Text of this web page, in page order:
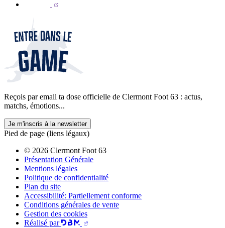
Reçois par email ta dose officielle de Clermont Foot 63 : actus,
matchs, émotions...
Je m'inscris à la newsletter
Pied de page (liens légaux)
© 2026 Clermont Foot 63
Présentation Générale
Mentions légales
Politique de confidentialité
Plan du site
Accessibilité: Partiellement conforme
Conditions générales de vente
Gestion des cookies
Réalisé par